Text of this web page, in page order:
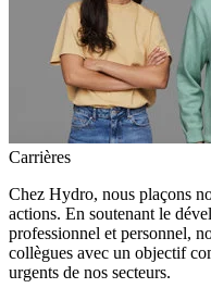
Carrières
Chez Hydro, nous plaçons
actions. En soutenant le
professionnel et personnel,
collègues avec un objectif
urgents de nos secteurs.